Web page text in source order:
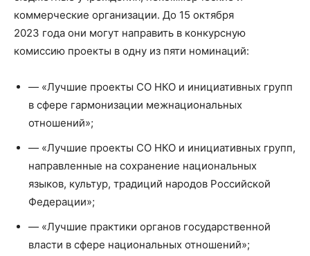
коммерческие организации. До 15 октября
2023 года они могут направить в конкурсную
комиссию проекты в одну из пяти номинаций:
— «Лучшие проекты СО НКО и инициативных групп
в сфере гармонизации межнациональных
отношений»;
— «Лучшие проекты СО НКО и инициативных групп,
направленные на сохранение национальных
языков, культур, традиций народов Российской
Федерации»;
— «Лучшие практики органов государственной
власти в сфере национальных отношений»;